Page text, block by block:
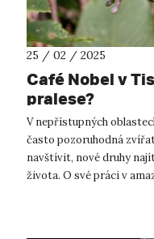
25 / 02 / 2025
Café Nobel v
pralese?
V nepřístupných
často pozoruhodná
navštívit, nové druhy
života. O své práci v